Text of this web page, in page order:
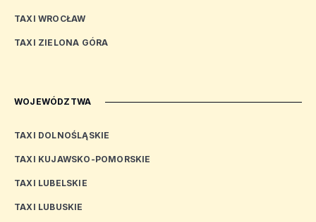
TAXI WROCŁAW
TAXI ZIELONA GÓRA
WOJEWÓDZTWA
TAXI DOLNOŚLĄSKIE
TAXI KUJAWSKO-POMORSKIE
TAXI LUBELSKIE
TAXI LUBUSKIE